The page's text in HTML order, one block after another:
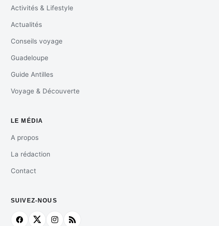
Activités & Lifestyle
Actualités
Conseils voyage
Guadeloupe
Guide Antilles
Voyage & Découverte
LE MÉDIA
A propos
La rédaction
Contact
SUIVEZ-NOUS